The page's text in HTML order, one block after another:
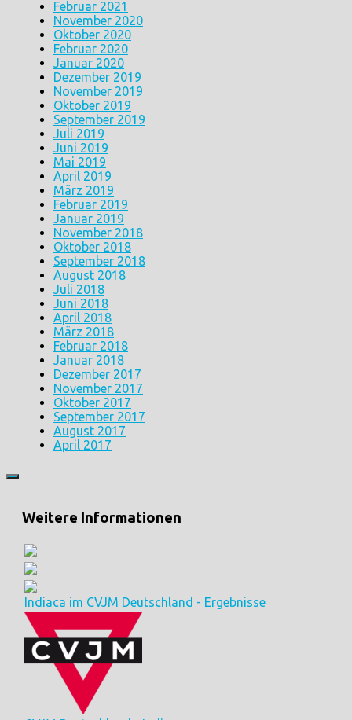
Februar 2021
November 2020
Oktober 2020
Februar 2020
Januar 2020
Dezember 2019
November 2019
Oktober 2019
September 2019
Juli 2019
Juni 2019
Mai 2019
April 2019
März 2019
Februar 2019
Januar 2019
November 2018
Oktober 2018
September 2018
August 2018
Juli 2018
Juni 2018
April 2018
März 2018
Februar 2018
Januar 2018
Dezember 2017
November 2017
Oktober 2017
September 2017
August 2017
April 2017
Weitere Informationen
Indiaca im CVJM Deutschland - Ergebnisse